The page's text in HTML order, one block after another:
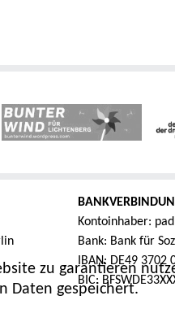
Kontoinhaber:
Bank: Bank für
IBAN: DE49 3702
BIC:
zu garantieren
Daten gespeichert.